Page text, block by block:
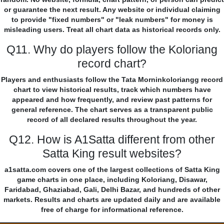
or guarantee the next result. Any website or individual claiming
to provide "fixed numbers" or "leak numbers" for money is
misleading users. Treat all chart data as historical records only.
Q11. Why do players follow the Koloriang
record chart?
Players and enthusiasts follow the Tata Morninkoloriangg record
chart to view historical results, track which numbers have
appeared and how frequently, and review past patterns for
general reference. The chart serves as a transparent public
record of all declared results throughout the year.
Q12. How is A1Satta different from other
Satta King result websites?
a1satta.com covers one of the largest collections of Satta King
game charts in one place, including Koloriang, Disawar,
Faridabad, Ghaziabad, Gali, Delhi Bazar, and hundreds of other
markets. Results and charts are updated daily and are available
free of charge for informational reference.